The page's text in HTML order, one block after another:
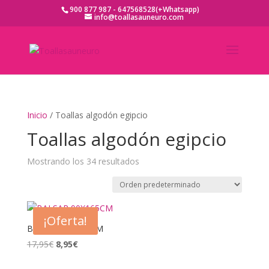
900 877 987 - 647568528(+Whatsapp)
info@toallasauneuro.com
Inicio / Toallas algodón egipcio
Toallas algodón egipcio
Mostrando los 34 resultados
¡Oferta!
BALSAR 90X165CM
17,95€ El
8,95€El